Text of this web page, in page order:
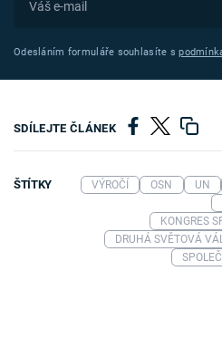
Odesláním formuláře souhlasíte s
SDÍLEJTE ČLÁNEK
ŠTÍTKY VÝROČÍ OSN UN
KONGRES
DRUHÁ SVĚTOVÁ